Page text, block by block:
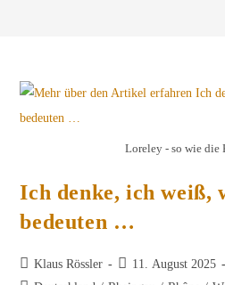
Loreley - so wie die
Ich denke, ich weiß,
bedeuten …
Beitrags-
Autor:
Klaus Rössler
Beitrag
veröffentlicht:
11. August 2025